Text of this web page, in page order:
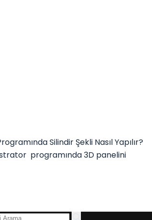
Silindir Şekli Nasıl Yapılır?
programında 3D panelini